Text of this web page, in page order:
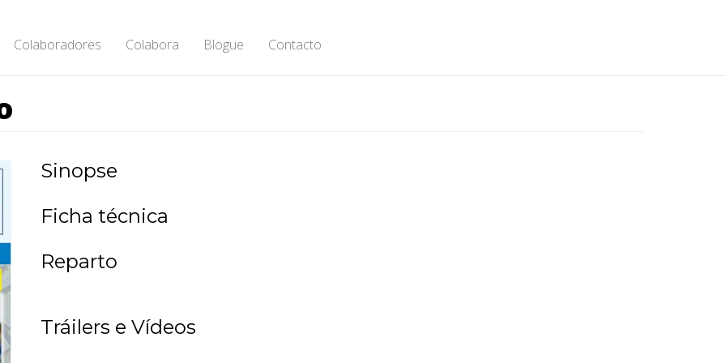
Colaboradores Colabora Blogue Contacto
Sinopse
Ficha técnica
Reparto
Tráilers e Vídeos